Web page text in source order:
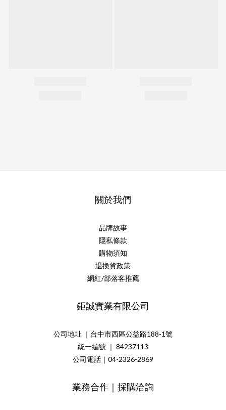
關於我們
品牌故事
隱私條款
購物須知
退換貨政策
網紅/部落客推薦
鉅誠實業有限公司
公司地址 ｜台中市西區公益路188-1號
統一編號 ｜ 84237113
公司電話｜04-2326-2869
業務合作｜採購洽詢